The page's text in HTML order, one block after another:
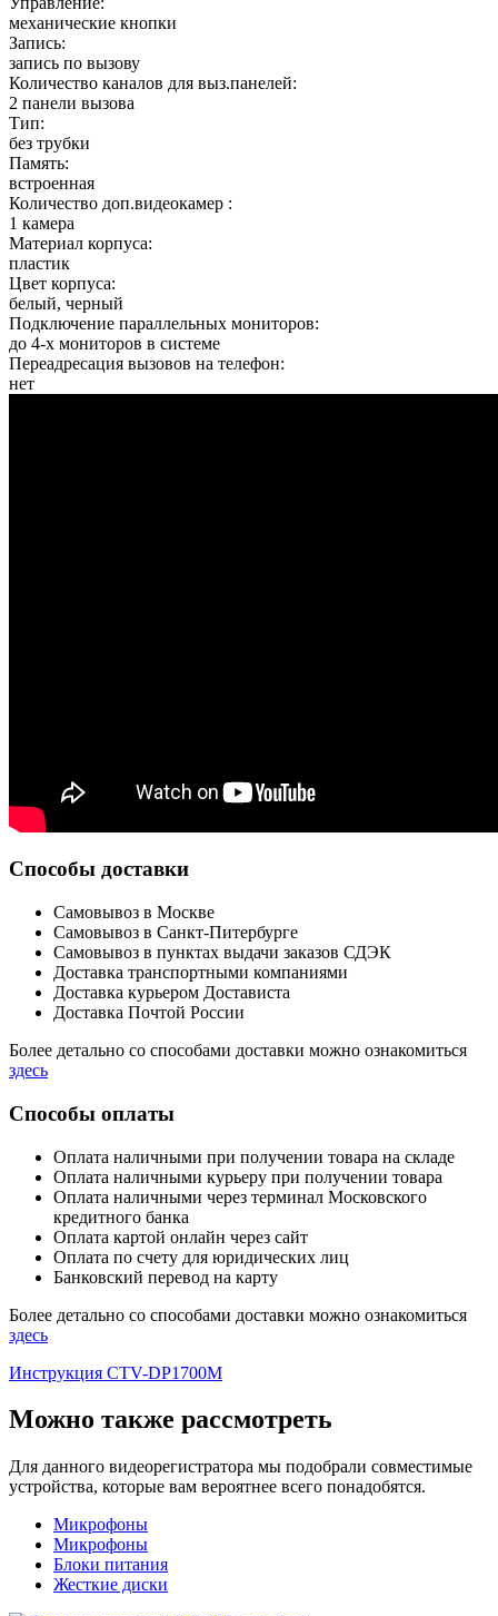
механические кнопки
Запись:
запись по вызову
Количество каналов для выз.панелей:
2 панели вызова
Тип:
без трубки
Память:
встроенная
Количество доп.видеокамер :
1 камера
Материал корпуса:
пластик
Цвет корпуса:
белый, черный
Подключение параллельных мониторов:
до 4-х мониторов в системе
Переадресация вызовов на телефон:
нет
Способы доставки
Самовывоз в Москве
Самовывоз в Санкт-Питербурге
Самовывоз в пунктах выдачи заказов СДЭК
Доставка транспортными компаниями
Доставка курьером Достависта
Доставка Почтой России
Более детально со способами доставки можно ознакомиться
здесь
Способы оплаты
Оплата наличными при получении товара на складе
Оплата наличными курьеру при получении товара
Оплата наличными через терминал Московского
кредитного банка
Оплата картой онлайн через сайт
Оплата по счету для юридических лиц
Банковский перевод на карту
Более детально со способами доставки можно ознакомиться
здесь
Инструкция CTV-DP1700M
Можно также рассмотреть
Для данного видеорегистратора мы подобрали совместимые
устройства, которые вам вероятнее всего понадобятся.
Микрофоны
Микрофоны
Блоки питания
Жесткие диски